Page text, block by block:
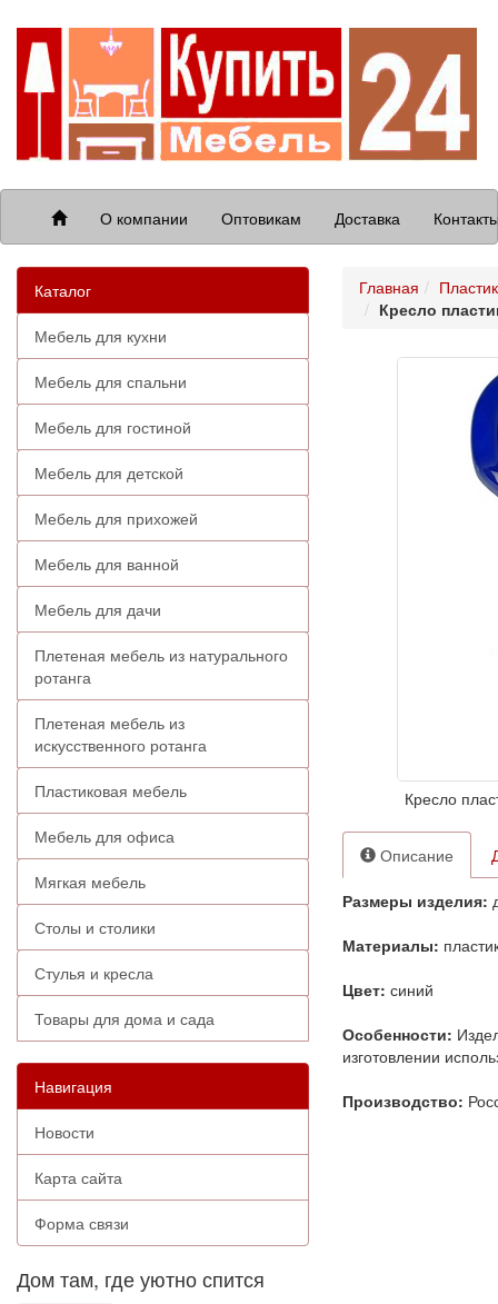
О компании Оптовикам Доставка
Каталог
Мебель для кухни
Мебель для спальни
Мебель для гостиной
Мебель для детской
Мебель для прихожей
Мебель для ванной
Мебель для дачи
Плетеная мебель из натурального
ротанга
Плетеная мебель из
искусственного ротанга
Пластиковая мебель
Мебель для офиса
Мягкая мебель
Столы и столики
Стулья и кресла
Товары для дома и сада
Навигация
Новости
Карта сайта
Форма связи
Дом там, где уютно спится
Главная
Кресло
Кресло
Описание
Размеры изделия:
Материалы:
Цвет: синий
Особенности:
изготовлении
Производство: